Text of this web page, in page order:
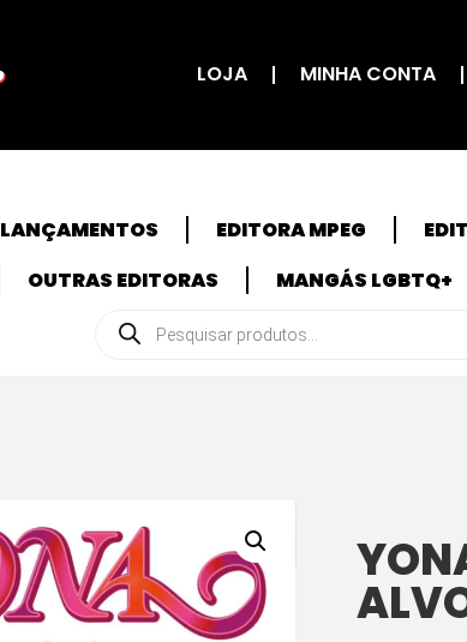
LOJA MINHA CONTA
LANÇAMENTOS EDITORA MPEG
OUTRAS EDITORAS MANGÁS LGBTQ+